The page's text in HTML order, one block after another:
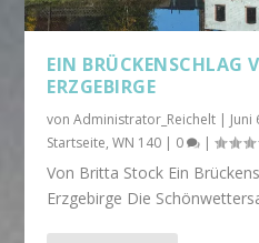
EIN BRÜCKENSCHLAG
ERZGEBIRGE
vonAdministrator_Reichelt | Juni
Startseite,WN 140 | 0 |
Von Britta Stock Ein
Erzgebirge Die